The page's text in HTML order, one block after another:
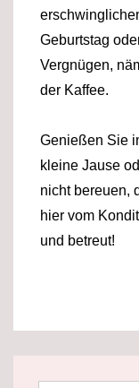
Geburtstag
Vergnügen,
der Kaffee.
Genießen Sie
kleine Jause
nicht bereuen,
hier vom
und betreut!